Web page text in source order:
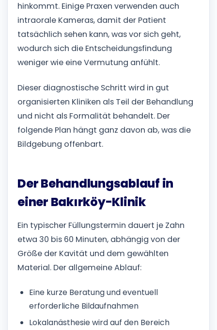
hinkommt. Einige Praxen verwenden auch
intraorale Kameras, damit der Patient
tatsächlich sehen kann, was vor sich geht,
wodurch sich die Entscheidungsfindung
weniger wie eine Vermutung anfühlt.
Dieser diagnostische Schritt wird in gut
organisierten Kliniken als Teil der Behandlung
und nicht als Formalität behandelt. Der
folgende Plan hängt ganz davon ab, was die
Bildgebung offenbart.
Der Behandlungsablauf in
einer Bakırköy-Klinik
Ein typischer Füllungstermin dauert je Zahn
etwa 30 bis 60 Minuten, abhängig von der
Größe der Kavität und dem gewählten
Material. Der allgemeine Ablauf:
Eine kurze Beratung und eventuell
erforderliche Bildaufnahmen
Lokalanästhesie wird auf den Bereich